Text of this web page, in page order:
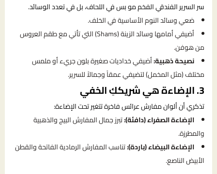
سر السرير الفندقي الفخم مو بس في اللحاف، بل في تعدد الوسائد.
ضعي وسائد النوم الأساسية في الخلف.
أضيفي أمامها وسائد الزينة (Shams) التي تأتي مع طقم العروس
من هوفن.
نصيحة ذهبية:أضيفي خداديات صغيرة بلون جريء أو ملمس
مختلف (مثل المخمل) لتضيفي عمقاً وجمالاً للسرير.
3. الإضاءة هي شريككِ الخفي
تذكري أن ألوان مفارش عرائس فاخرة تتغير تحت الإضاءة:
الإضاءة الصفراء (دافئة):تبرز جمال المفارش البيج والذهبية
والمطرزة.
الإضاءة البيضاء (باردة):تناسب المفارش الرمادية الفاتحة والقطن
الأبيض الناصع.